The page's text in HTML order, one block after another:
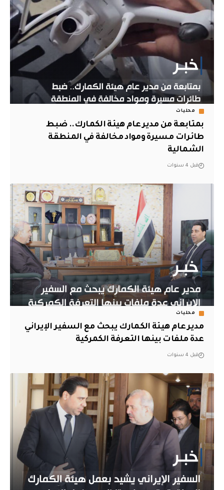
محليات
بمتابعة من مدير عام هيئة الكمارك.. ضبط
طائرات مسيرة ومواد مخالفة في المنطقة
الشمالية
قبل 4 سنوات
محليات
مدير عام هيئة الكمارك يبحث مع السفير الإيراني
عدة ملفات بينها التعرفة الكمركية
قبل 4 سنوات